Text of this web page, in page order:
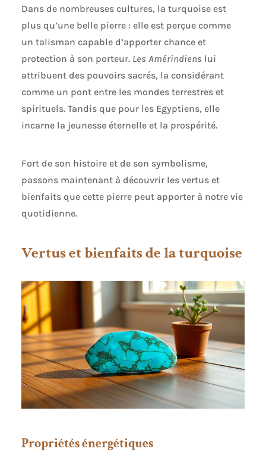
Dans de nombreuses cultures, la turquoise est
plus qu’une belle pierre : elle est perçue comme
un talisman capable d’apporter chance et
protection à son porteur. Les Amérindiens lui
attribuent des pouvoirs sacrés, la considérant
comme un pont entre les mondes terrestres et
spirituels. Tandis que pour les Egyptiens, elle
incarne la jeunesse éternelle et la prospérité.
Fort de son histoire et de son symbolisme,
passons maintenant à découvrir les vertus et
bienfaits que cette pierre peut apporter à notre vie
quotidienne.
Vertus et bienfaits de la turquoise
Propriétés énergétiques